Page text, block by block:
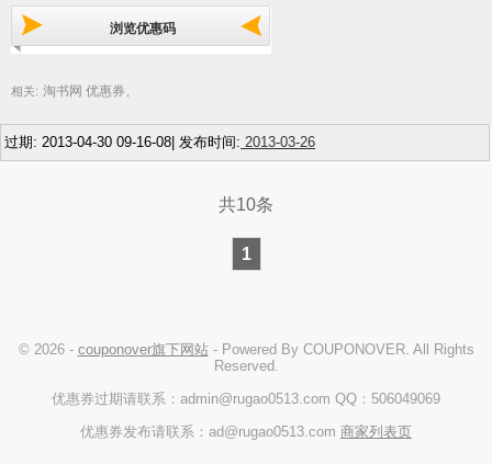
浏览优惠码
相关: 淘书网 优惠券
过期: 2013-04-30 09-16-08| 发布时间: 2013-03-26
共10条
1
© 2026 - couponover旗下网站- Powered By COUPONOVER. All Rights
Reserved.
优惠券过期请联系：admin@rugao0513.com QQ：506049069
优惠券发布请联系：ad@rugao0513.com 商家列表页